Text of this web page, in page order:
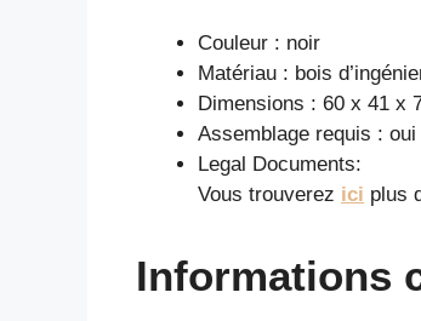
Couleur : noir
Matériau : bois
Dimensions : 60 x 41 x
Assemblage requis : oui
Legal Documents:
Vous trouverez ici plus
Informations